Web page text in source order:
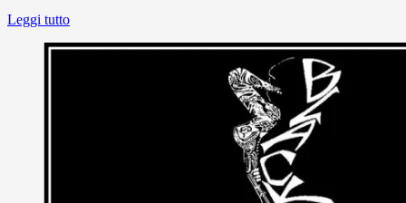
Leggi tutto